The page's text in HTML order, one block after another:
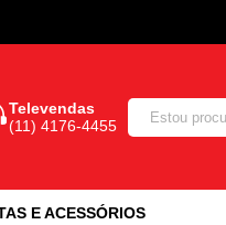
Televendas
(11) 4176-4455
E ACESSÓRIOS